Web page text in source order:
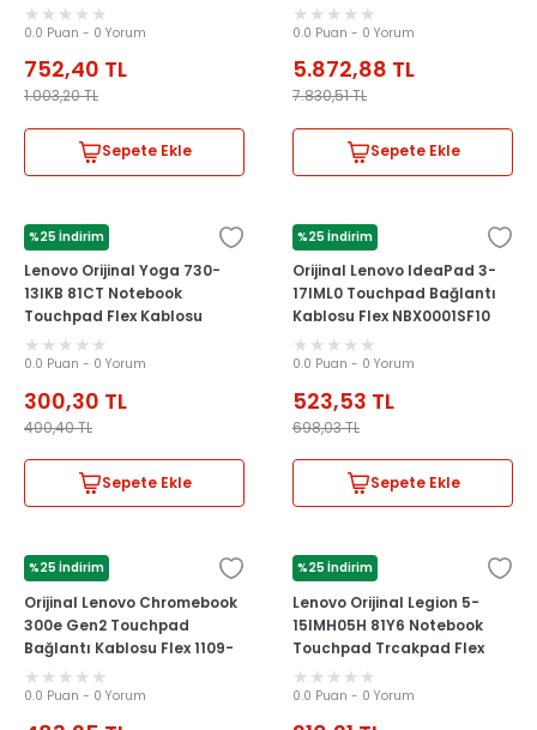
0.0 Puan - 0 Yorum
752,40 TL
1.003,20TL
Sepete Ekle
0.0 Puan - 0 Yorum
5.872,88 TL
7.830,51TL
Sepete Ekle
%25 İndirim
LENOVO
Lenovo Orijinal Yoga 730-
13IKB 81CT Notebook
Touchpad Flex Kablosu
NBX0002A300
0.0 Puan - 0 Yorum
300,30 TL
400,40TL
Sepete Ekle
%25 İndirim
LENOVO
Orijinal Lenovo IdeaPad 3-
17IML0 Touchpad Bağlantı
Kablosu Flex NBX0001SF10
0.0 Puan - 0 Yorum
523,53 TL
698,03TL
Sepete Ekle
%25 İndirim
LENOVO
Orijinal Lenovo Chromebook
300e Gen2 Touchpad
Bağlantı Kablosu Flex 1109-
03951-CLS
0.0 Puan - 0 Yorum
%25 İndirim
LENOVO
Lenovo Orijinal Legion 5-
15IMH05H 81Y6 Notebook
Touchpad Trcakpad Flex
Kablosu
0.0 Puan - 0 Yorum